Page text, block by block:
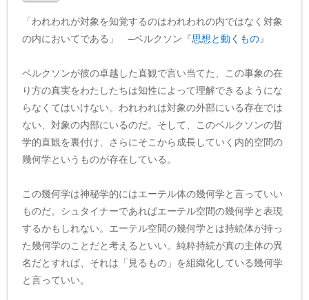
「われわれが対象を知覚するのはわれわれの内ではなく対象
の内においてである」 –ベルクソン『思想と動くもの』
ベルクソンが彼の卓越した直観で言い当てた、この事象の在
り方の真実をわたしたちは知性によって理解できるようにな
らなくてはいけない。われわれは対象の外部にいる存在では
ない、対象の内部にいるのだ。そして、このベルクソンの哲
学的直観を裏付け、さらにそこから成長していく内的空間の
幾何学というものが存在している。
この幾何学は神秘学的にはエーテル体の幾何学と言っていい
ものだ。シュタイナーであればエーテル空間の幾何学と表現
するかもしれない。エーテル空間の幾何学とは持続体が持っ
た幾何学のことだと考えるといい。純粋持続が真の主体の異
名だとすれば、それは「見るもの」を組織化している幾何学
と言っていい。